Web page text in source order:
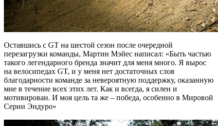
Оставшись с GT на шестой сезон после очередной
перезагрузки команды, Мартин Мэйес написал: «Быть частью
такого легендарного бренда значит для меня много. Я вырос
на велосипедах GT, и у меня нет достаточных слов
благодарности команде за невероятную поддержку, оказанную
мне в течение всех этих лет. Как и всегда, я силен и
мотивирован. И моя цель та же – победа, особенно в Мировой
Серии Эндуро»